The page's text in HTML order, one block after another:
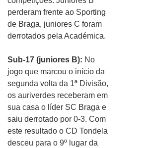
perderam frente ao Sporting
de Braga, juniores C foram
derrotados pela Académica.
Sub-17 (juniores B): No
jogo que marcou o início da
segunda volta da 1ª Divisão,
os auriverdes receberam em
sua casa o líder SC Braga e
saiu derrotado por 0-3. Com
este resultado o CD Tondela
desceu para o 9º lugar da